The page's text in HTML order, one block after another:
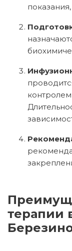
Преимущества бустерной
терапии